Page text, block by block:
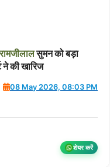
रामजीलालसुमन को बड़ा
ने की खारिज
08 May 2026, 08:03 PM
शेयर करें